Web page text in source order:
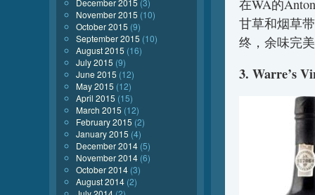
在WA的
甘草和烟草
终，余味完
3. Warre’s
December 2015 (3)
November 2015 (10)
October 2015 (9)
September 2015 (10)
August 2015 (16)
July 2015 (9)
June 2015 (12)
May 2015 (12)
April 2015 (15)
March 2015 (12)
February 2015 (2)
January 2015 (4)
December 2014 (5)
November 2014 (6)
October 2014 (3)
August 2014 (2)